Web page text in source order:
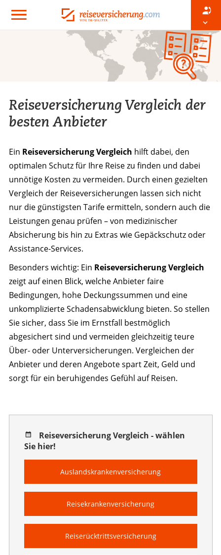
Reiseversicherung Vergleich der
besten Anbieter
Ein Reiseversicherung Vergleich hilft dabei, den
optimalen Schutz für Ihre Reise zu finden und dabei
unnötige Kosten zu vermeiden. Durch einen gezielten
Vergleich der Reiseversicherungen lassen sich nicht
nur die günstigsten Tarife ermitteln, sondern auch die
Leistungen genau prüfen – von medizinischer
Absicherung bis hin zu Extras wie Gepäckschutz oder
Assistance-Services.
Besonders wichtig: Ein Reiseversicherung Vergleich
zeigt auf einen Blick, welche Anbieter faire
Bedingungen, hohe Deckungssummen und eine
unkomplizierte Schadensabwicklung bieten. So stellen
Sie sicher, dass Sie im Ernstfall bestmöglich
abgesichert sind und vermeiden gleichzeitig teure
Über- oder Unterversicherungen. Vergleichen der
Anbieter und deren Angebote spart Zeit, Geld und
sorgt für ein beruhigendes Gefühl auf Reisen.
Reiseversicherung Vergleich - wählen
Sie hier!
Auslandskranken­versicherung
Reisekranken­versicherung
Reiserücktritts­versicherung